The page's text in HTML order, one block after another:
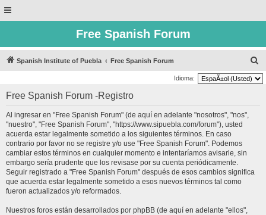
Free Spanish Forum
Spanish Institute of Puebla Free Spanish Forum
u
Idioma:
Free Spanish Forum -Registro
Al ingresar en "Free Spanish Forum" (de aquí en adelante "nosotros", "nos",
"nuestro", "Free Spanish Forum", "https://www.sipuebla.com/forum"), usted
acuerda estar legalmente sometido a los siguientes términos. En caso
contrario por favor no se registre y/o use "Free Spanish Forum". Podemos
cambiar estos términos en cualquier momento e intentaríamos avisarle, sin
embargo sería prudente que los revisase por su cuenta periódicamente.
Seguir registrado a "Free Spanish Forum" después de esos cambios significa
que acuerda estar legalmente sometido a esos nuevos términos tal como
fueron actualizados y/o reformados.
Nuestros foros están desarrollados por phpBB (de aquí en adelante "ellos",